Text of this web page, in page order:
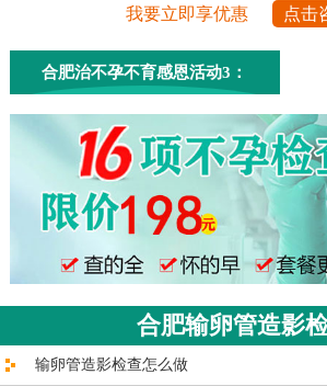
我要立即享优惠 点击
合肥治不孕不育感恩活动3：
合肥输卵管造影
输卵管造影检查怎么做